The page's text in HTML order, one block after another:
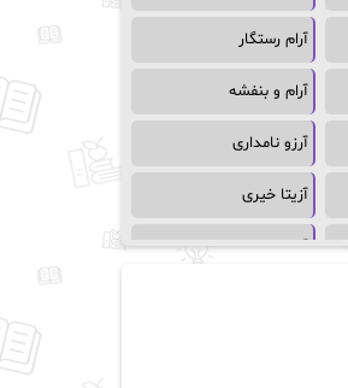
آرام رستگار
آرام و بنفشه
آرزو نامداری
آزیتا خیری
آسمان۶۵